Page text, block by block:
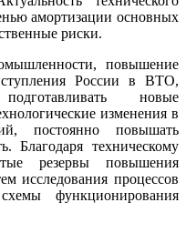
амортизации основных
риски.
повышение
России в ВТО,
новые
изменения в
постоянно повышать
Благодаря техническому
резервы повышения
исследования процессов
функционирования